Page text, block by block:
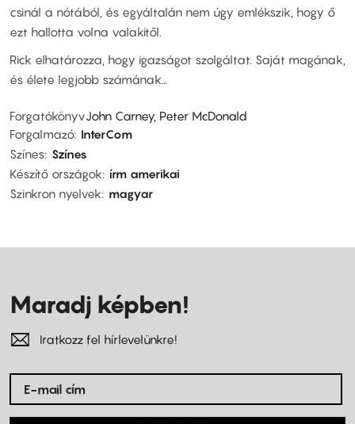
csinál a nótából, és egyáltalán nem úgy emlékszik, hogy ő
ezt hallotta volna valakitől.
Rick elhatározza, hogy igazságot szolgáltat. Saját magának,
és élete legjobb számának…
ForgatókönyvJohn Carney, Peter McDonald
Forgalmazó InterCom
Színes Színes
Készítő országok írm amerikai
Szinkron nyelvek
magyar
Maradj képben!
Iratkozz fel hírlevelünkre!